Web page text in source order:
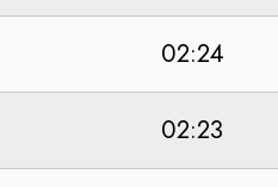
02:24
02:23